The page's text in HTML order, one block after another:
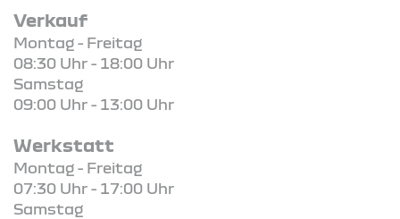
Verkauf
Montag - Freitag
08:30 Uhr - 18:00 Uhr
Samstag
09:00 Uhr - 13:00 Uhr
Werkstatt
Montag - Freitag
07:30 Uhr - 17:00 Uhr
Samstag